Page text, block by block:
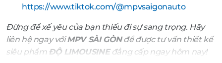
https://www.tiktok.com/@mpvsaigonauto
Đừng để xế yêu của bạn thiếu đi sự sang trọng. Hãy
liên hệ ngay vớiMPV SÀI GÒNđể được tư vấn thiết kế
siêu phẩm ĐỘ LIMOUSINEđẳng cấp ngay hôm nay!